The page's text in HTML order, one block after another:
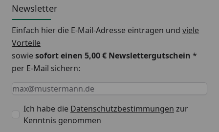
Newsletter
Einfach hier die E-Mail-Adresse eintragen und viele
Vorteile
sowiesofort einen 5,00 € Newslettergutschein *
per E-Mail sichern:
Keine Eingabe erforderlich
Eingabe erforderlich
E-Mail *
Ich habe die Datenschutzbestimmungen zur
Kenntnis genommen